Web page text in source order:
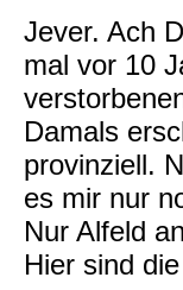
Jever. Ach
mal vor 10
Damals
provinziell.
es mir nur
Nur Alfeld
Hier sind